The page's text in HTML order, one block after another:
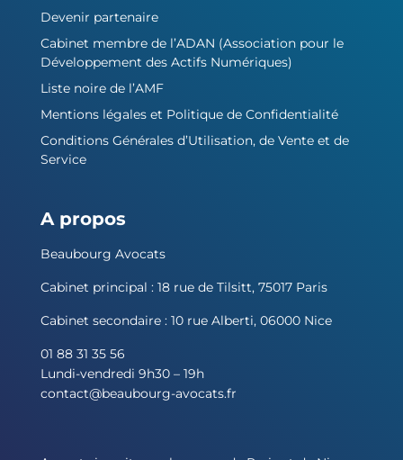
Devenir partenaire
Cabinet membre de l’ADAN (Association pour le
Développement des Actifs Numériques)
Liste noire de l’AMF
Mentions légales et Politique de Confidentialité
Conditions Générales d’Utilisation, de Vente et de
Service
A propos
Beaubourg Avocats
Cabinet principal : 18 rue de Tilsitt, 75017 Paris
Cabinet secondaire : 10 rue Alberti, 06000 Nice
01 88 31 35 56
Lundi-vendredi 9h30 – 19h
contact@beaubourg-avocats.fr